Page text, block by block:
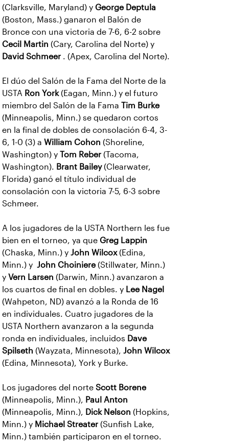
(Clarksville, Maryland) y George Deptula
(Boston, Mass.) ganaron el Balón de
Bronce con una victoria de 7-6, 6-2 sobre
Cecil Martin (Cary, Carolina del Norte) y
David Schmeer . (Apex, Carolina del Norte).
El dúo del Salón de la Fama del Norte de la
USTA Ron York(Eagan, Minn.) y el futuro
miembro del Salón de la Fama Tim Burke
(Minneapolis, Minn.) se quedaron cortos
en la final de dobles de consolación 6-4, 3-
6, 1-0 (3) a William Cohon (Shoreline,
Washington) y Tom Reber (Tacoma,
Washington). Brant Bailey(Clearwater,
Florida) ganó el título individual de
consolación con la victoria 7-5, 6-3 sobre
Schmeer.
A los jugadores de la USTA Northern les fue
bien en el torneo, ya que Greg Lappin
(Chaska, Minn.) y John Wilcox(Edina,
Minn.) y John Choiniere (Stillwater, Minn.)
y Vern Larsen (Darwin, Minn.) avanzaron a
los cuartos de final en dobles. y Lee Nagel
(Wahpeton, ND) avanzó a la Ronda de 16
en individuales. Cuatro jugadores de la
USTA Northern avanzaron a la segunda
ronda en individuales, incluidos Dave
Spilseth (Wayzata, Minnesota), John Wilcox
(Edina, Minnesota), York y Burke.
Los jugadores del norte Scott Borene
(Minneapolis, Minn.), Paul Anton
(Minneapolis, Minn.), Dick Nelson (Hopkins,
Minn.) y Michael Streater (Sunfish Lake,
Minn.) también participaron en el torneo.